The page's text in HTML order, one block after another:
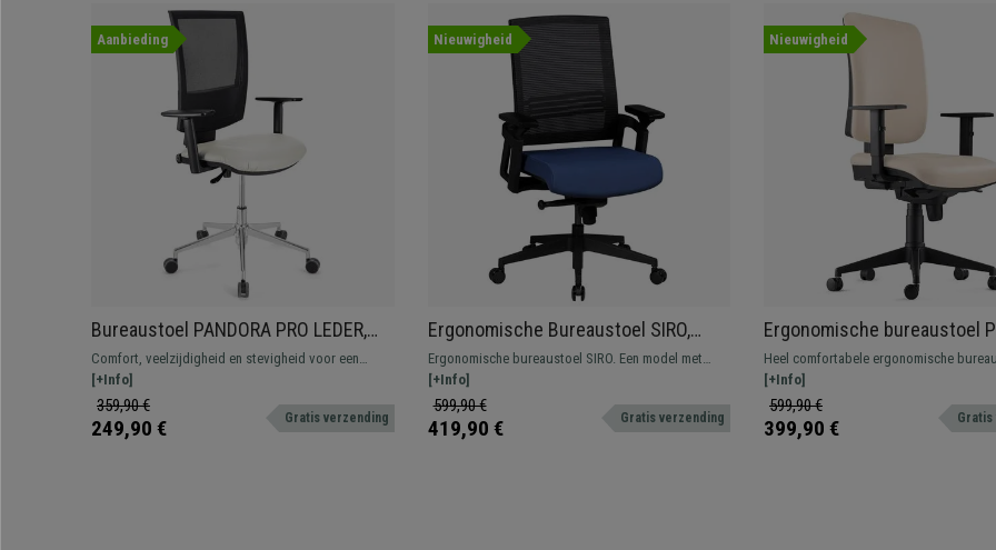
Aanbieding
Bureaustoel PANDORA PRO LEDER,
Verstelbare Armleuningen, Metalen
Onderstel, Dikke Vulling, Wit
Comfort, veelzijdigheid en stevigheid voor een
onverslaanbare prijs. Dit geweldige model biedt een
uitstekende balans voor uw dagelijkse
werkzaamheden. Verkrijgbaar in diverse kleuren.
[+Info]
359,90 €
249,90 € Gratis verzending
Nieuwigheid
Ergonomische Bureaustoel SIRO,
Lendensteun, In Ademende Mesh
Kleur Blauw
Ergonomische bureaustoel SIRO. Een model met
verstelbare lendensteun, verstelbare armleuningen
en bekleed met mesh-stof.
[+Info]
599,90 €
419,90 € Gratis verzending
Nieuwigheid
Ergonomische bureaustoel
met Verstelbare
Leder
Heel comfortabele ergonomische
dikke vulling en verstelbare
comfort, geschikt voor intensief
[+Info]
599,90 €
399,90 €